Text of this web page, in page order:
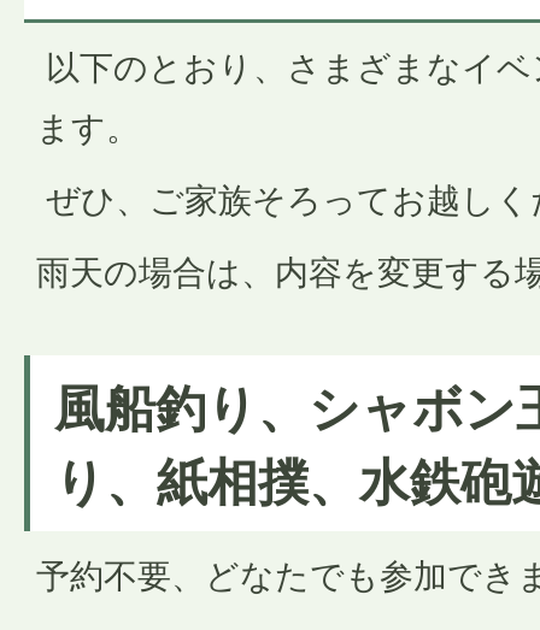
以下のとおり、さまざまなイ
ます。
ぜひ、ご家族そろってお越し
雨天の場合は、内容を変更する
風船釣り、シャボン
り、紙相撲、水鉄砲
予約不要、どなたでも参加でき